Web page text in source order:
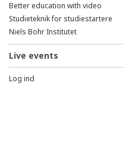
Better education with video
Studieteknik for studiestartere
Niels Bohr Institutet
Live events
Log ind